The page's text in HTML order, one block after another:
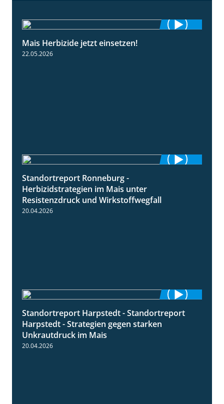
Mais Herbizide jetzt einsetzen!
22.05.2026
Standortreport Ronneburg -
Herbizidstrategien im Mais unter
Resistenzdruck und Wirkstoffwegfall
20.04.2026
9:11
Standortreport Harpstedt - Standortreport
Harpstedt - Strategien gegen starken
Unkrautdruck im Mais
20.04.2026